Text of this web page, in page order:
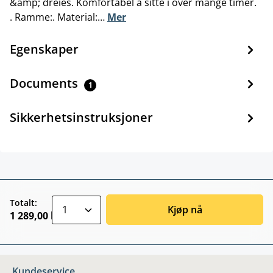
. Ramme:. Material:… Mer
Egenskaper
Documents 1
Sikkerhetsinstruksjoner
Totalt:
1 289,00 kr Kjøp nå